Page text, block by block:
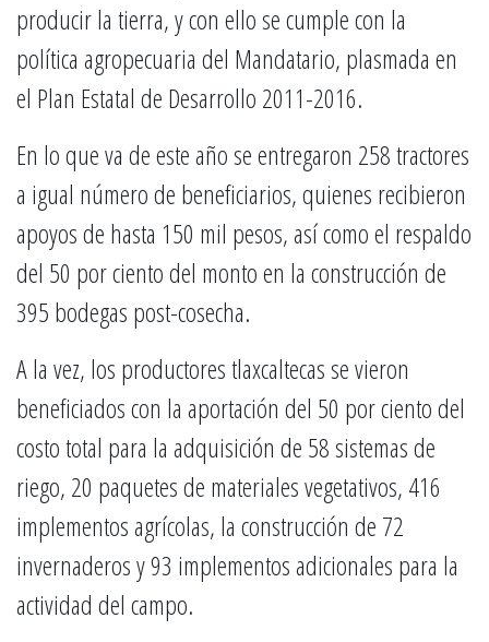
producir la tierra, y con ello se cumple con la
política agropecuaria del Mandatario, plasmada en
el Plan Estatal de Desarrollo 2011-2016.
En lo que va de este año se entregaron 258 tractores
a igual número de beneficiarios, quienes recibieron
apoyos de hasta 150 mil pesos, así como el respaldo
del 50 por ciento del monto en la construcción de
395 bodegas post-cosecha.
A la vez, los productores tlaxcaltecas se vieron
beneficiados con la aportación del 50 por ciento del
costo total para la adquisición de 58 sistemas de
riego, 20 paquetes de materiales vegetativos, 416
implementos agrícolas, la construcción de 72
invernaderos y 93 implementos adicionales para la
actividad del campo.